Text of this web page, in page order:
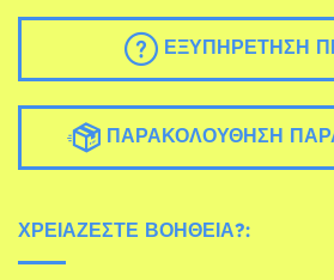
ΕΞΥΠΗΡΈΤΗΣΗ
ΠΑΡΑΚΟΛΟΎΘΗΣΗ
ΧΡΕΙΆΖΕΣΤΕ ΒΟΉΘΕΙΑ?: